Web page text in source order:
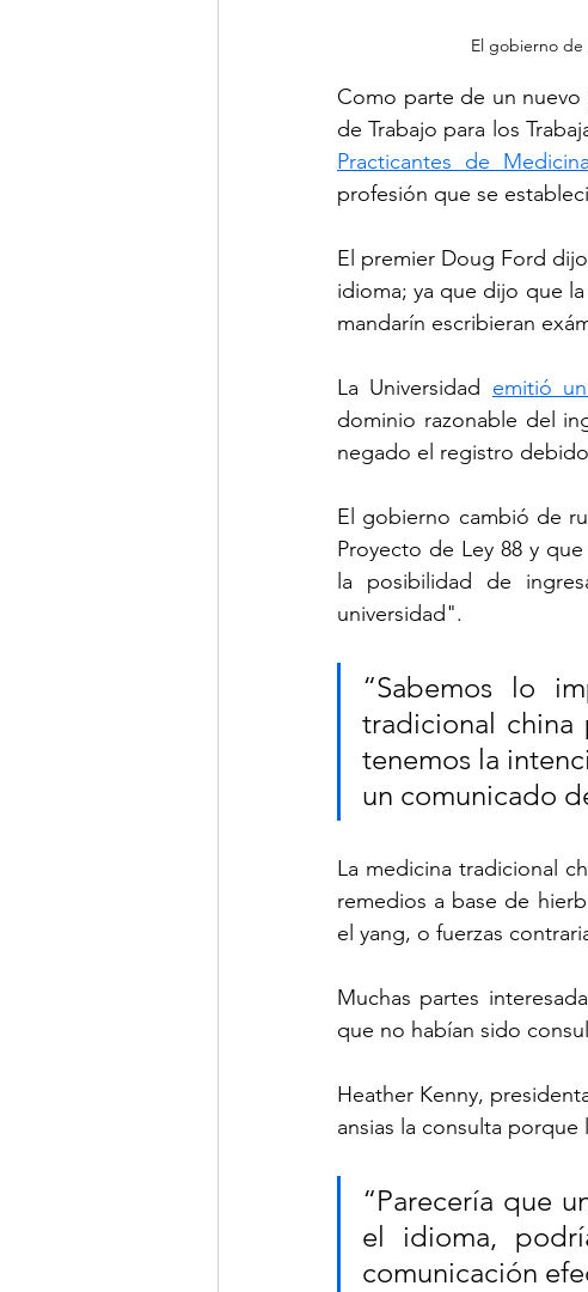
El gobierno
Como parte de un
de Trabajo para los
Practicantes de
profesión que se
El premier Doug Ford
idioma; ya que dijo que
mandarín escribieran
La Universidad emitió
dominio razonable del
negado el registro
El gobierno cambió de
Proyecto de Ley 88 y
la posibilidad de
universidad".
“Sabemos lo
tradicional
tenemos la
un comunicado
La medicina tradicional
remedios a base de
el yang, o fuerzas
Muchas partes
que no habían sido
Heather Kenny,
ansias la consulta
“Parecería que
el idioma,
comunicación